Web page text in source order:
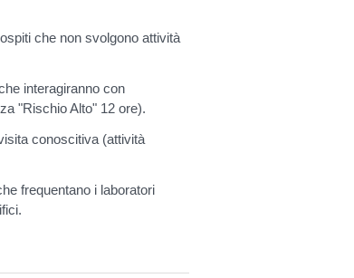
che non svolgono attività
interagiranno con
"Rischio Alto" 12 ore).
conoscitiva (attività
frequentano i laboratori